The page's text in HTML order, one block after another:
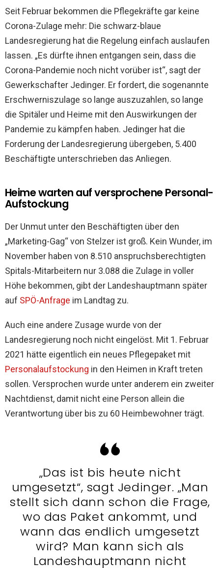
Seit Februar bekommen die Pflegekräfte gar keine
Corona-Zulage mehr: Die schwarz-blaue
Landesregierung hat die Regelung einfach auslaufen
lassen. „Es dürfte ihnen entgangen sein, dass die
Corona-Pandemie noch nicht vorüber ist“, sagt der
Gewerkschafter Jedinger. Er fordert, die sogenannte
Erschwerniszulage so lange auszuzahlen, so lange
die Spitäler und Heime mit den Auswirkungen der
Pandemie zu kämpfen haben. Jedinger hat die
Forderung der Landesregierung übergeben, 5.400
Beschäftigte unterschrieben das Anliegen.
Heime warten auf versprochene Personal-
Aufstockung
Der Unmut unter den Beschäftigten über den
„Marketing-Gag“ von Stelzer ist groß. Kein Wunder, im
November haben von 8.510 anspruchsberechtigten
Spitals-Mitarbeitern nur 3.088 die Zulage in voller
Höhe bekommen, gibt der Landeshauptmann später
auf SPÖ-Anfrage im Landtag zu.
Auch eine andere Zusage wurde von der
Landesregierung noch nicht eingelöst. Mit 1. Februar
2021 hätte eigentlich ein neues Pflegepaket mit
Personalaufstockung in den Heimen in Kraft treten
sollen. Versprochen wurde unter anderem ein zweiter
Nachtdienst, damit nicht eine Person allein die
Verantwortung über bis zu 60 Heimbewohner trägt.
„Das ist bis heute nicht
umgesetzt“, sagt Jedinger. „Man
stellt sich dann schon die Frage,
wo das Paket ankommt, und
wann das endlich umgesetzt
wird? Man kann sich als
Landeshauptmann nicht